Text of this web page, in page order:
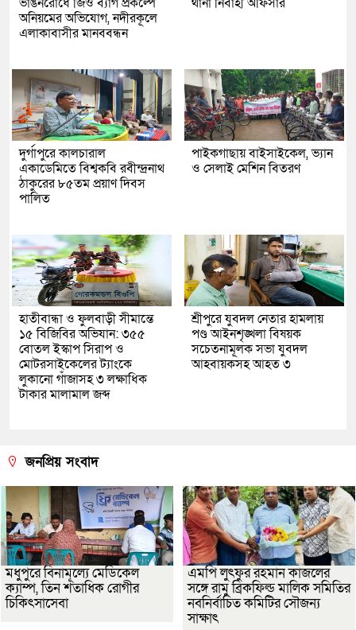
অনিয়মের অভিযোগ, নদীরকূলে
এলাকাবাসীর মানববন্ধন
দুর্গাপুরে কালচারাল
একাডেমিতে বিশ্বকবি রবীন্দ্রনাথ
ঠাকুরের ৮৫তম প্রয়াণ দিবস
পালিত
পাইকগাছায় বাইসাইকেল, ভ্যান
ও সেলাই মেশিন বিতরণ
হাতীবান্ধা ও ফুলবাড়ী সীমান্তে
১৫ বিজিবির অভিযান: ৩৫৫
বোতল ইস্কাপ সিরাপ ও
মোটরসাইকেলের ট্যাংকে
লুকানো গাঁজাসহ ৩ লক্ষাধিক
টাকার মালামাল জব্দ
শ্রীপুরে যুবদল নেতার হামলায়
পণ্ড আইনশৃঙ্খলা বিষয়ক
সচেতনামূলক সভা যুবদল
আহবায়কসহ আহত ৩
জনপ্রিয় সংবাদ
মধুপুরে বিনামূল্যে মেডিকেল
ক্যাম্প, তিন শতাধিক রোগীর
চিকিৎসাসেবা
এমপি লুৎফুর রহমান কাজলের
সঙ্গে রামু ব্রিকফিল্ড মালিক সমিতির
নবনির্বাচিত কমিটির সৌজন্য
সাক্ষাৎ